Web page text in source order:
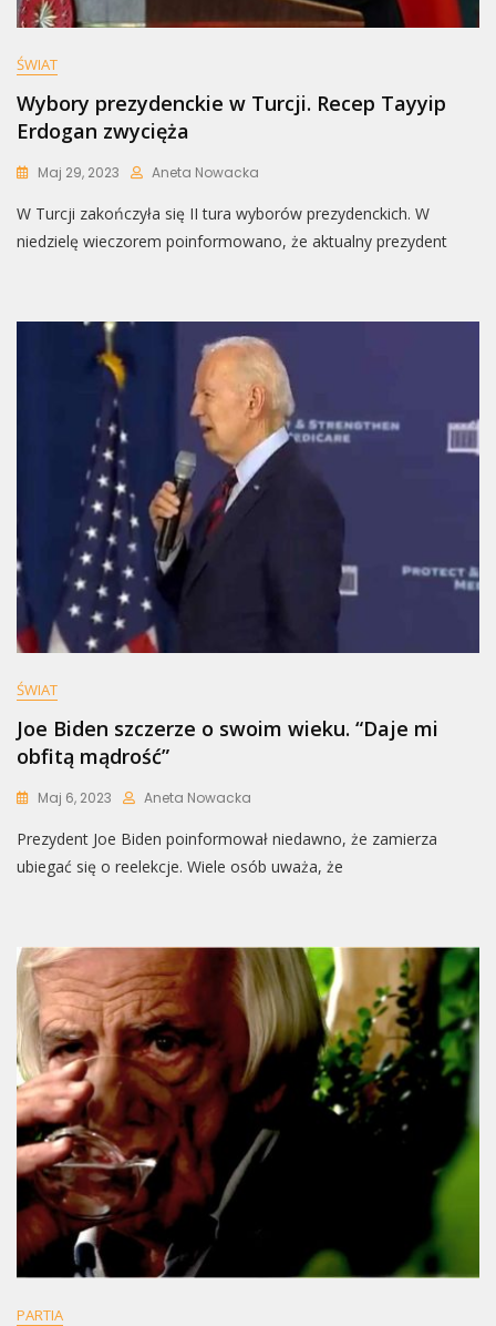
ŚWIAT
Wybory prezydenckie w Turcji. Recep Tayyip
Erdogan zwycięża
Maj 29, 2023 Aneta Nowacka
W Turcji zakończyła się II tura wyborów prezydenckich. W
niedzielę wieczorem poinformowano, że aktualny prezydent
ŚWIAT
Joe Biden szczerze o swoim wieku. “Daje mi
obfitą mądrość”
Maj 6, 2023 Aneta Nowacka
Prezydent Joe Biden poinformował niedawno, że zamierza
ubiegać się o reelekcje. Wiele osób uważa, że
PARTIA